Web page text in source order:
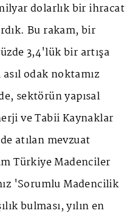
dolarlık bir ihracat
Bu rakam, bir
3,4'lük bir artışa
odak noktamız
sektörün yapısal
ve Tabii Kaynaklar
atılan mevzuat
Türkiye Madenciler
'Sorumlu Madencilik
bulması, yılın en